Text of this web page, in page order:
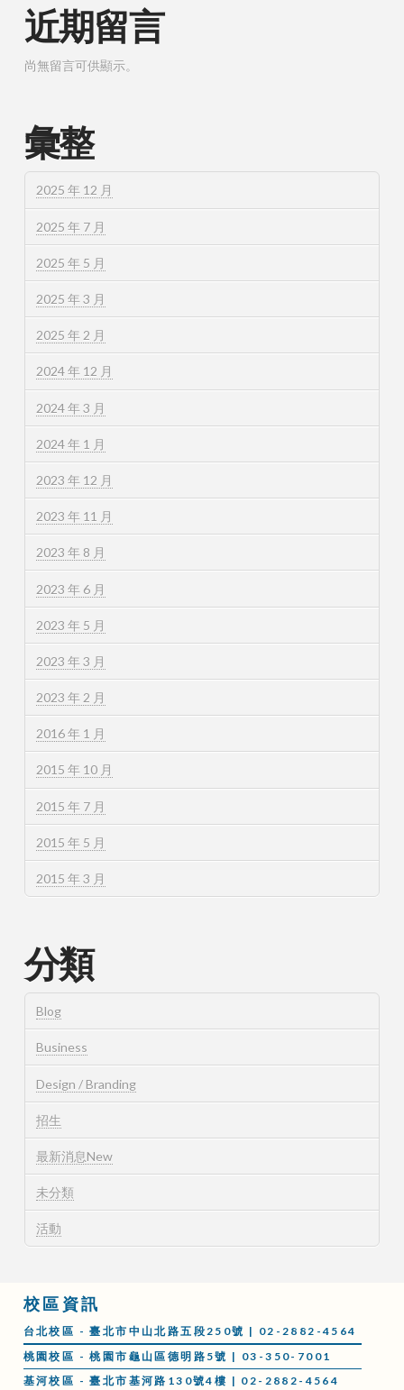
近期留言
尚無留言可供顯示。
彙整
2025 年 12 月
2025 年 7 月
2025 年 5 月
2025 年 3 月
2025 年 2 月
2024 年 12 月
2024 年 3 月
2024 年 1 月
2023 年 12 月
2023 年 11 月
2023 年 8 月
2023 年 6 月
2023 年 5 月
2023 年 3 月
2023 年 2 月
2016 年 1 月
2015 年 10 月
2015 年 7 月
2015 年 5 月
2015 年 3 月
分類
Blog
Business
Design / Branding
招生
最新消息New
未分類
活動
校區資訊
台北校區 - 臺北市中山北路五段250號 | 02-2882-4564
桃園校區 - 桃園市龜山區德明路5號 | 03-350-7001
基河校區 - 臺北市基河路130號4樓 | 02-2882-4564